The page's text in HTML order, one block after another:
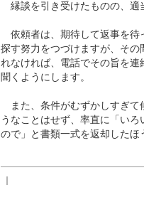
縁談を引き受けたものの、適
依頼者は、期待して返事を待
探す努力をつづけますが、その
れなければ、電話でその旨を
聞くようにします。
また、条件がむずかしすぎて
うなことはせず、率直に「い
ので」と書類一式を返却したほ
｜